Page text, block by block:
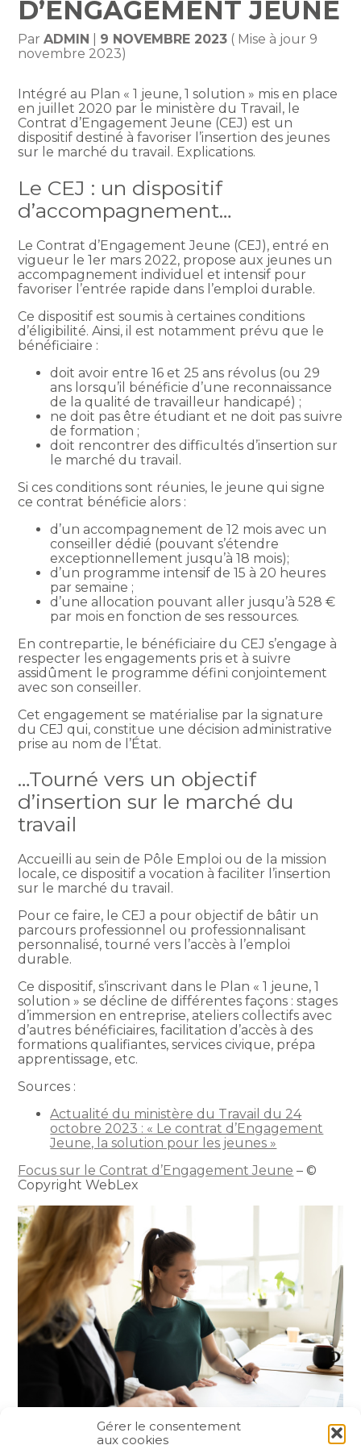
Gérer le consentement
aux cookies
D’ENGAGEMENT JEUNE
ParADMIN 9 NOVEMBRE 2023 ( Mise à jour 9
novembre 2023)
Intégré au Plan « 1 jeune, 1 solution » mis en place
en juillet 2020 par le ministère du Travail, le
Contrat d’Engagement Jeune (CEJ) est un
dispositif destiné à favoriser l’insertion des jeunes
sur le marché du travail. Explications.
Le CEJ : un dispositif
d’accompagnement…
Le Contrat d’Engagement Jeune (CEJ), entré en
vigueur le 1er mars 2022, propose aux jeunes un
accompagnement individuel et intensif pour
favoriser l’entrée rapide dans l’emploi durable.
Ce dispositif est soumis à certaines conditions
d’éligibilité. Ainsi, il est notamment prévu que le
bénéficiaire :
doit avoir entre 16 et 25 ans révolus (ou 29
ans lorsqu’il bénéficie d’une reconnaissance
de la qualité de travailleur handicapé) ;
ne doit pas être étudiant et ne doit pas suivre
de formation ;
doit rencontrer des difficultés d’insertion sur
le marché du travail.
Si ces conditions sont réunies, le jeune qui signe
ce contrat bénéficie alors :
d’un accompagnement de 12 mois avec un
conseiller dédié (pouvant s’étendre
exceptionnellement jusqu’à 18 mois);
d’un programme intensif de 15 à 20 heures
par semaine ;
d’une allocation pouvant aller jusqu’à 528 €
par mois en fonction de ses ressources.
En contrepartie, le bénéficiaire du CEJ s’engage à
respecter les engagements pris et à suivre
assidûment le programme défini conjointement
avec son conseiller.
Cet engagement se matérialise par la signature
du CEJ qui, constitue une décision administrative
prise au nom de l’État.
…Tourné vers un objectif
d’insertion sur le marché du
travail
Accueilli au sein de Pôle Emploi ou de la mission
locale, ce dispositif a vocation à faciliter l’insertion
sur le marché du travail.
Pour ce faire, le CEJ a pour objectif de bâtir un
parcours professionnel ou professionnalisant
personnalisé, tourné vers l’accès à l’emploi
durable.
Ce dispositif, s’inscrivant dans le Plan « 1 jeune, 1
solution » se décline de différentes façons : stages
d’immersion en entreprise, ateliers collectifs avec
d’autres bénéficiaires, facilitation d’accès à des
formations qualifiantes, services civique, prépa
apprentissage, etc.
Sources :
Actualité du ministère du Travail du 24
octobre 2023 : « Le contrat d’Engagement
Jeune, la solution pour les jeunes »
Focus sur le Contrat d’Engagement Jeune – ©
Copyright WebLex